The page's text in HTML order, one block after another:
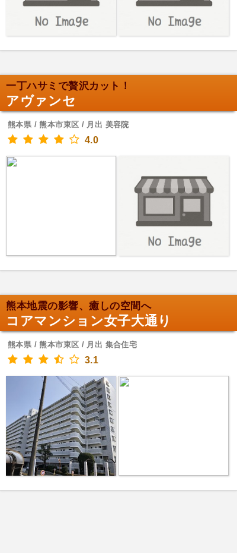
一丁ハサミで贅沢カット！
アヴァンセ
熊本県 / 熊本市東区 / 月出 美容院
4.0
熊本地震の影響、癒しの空間へ
コアマンション女子大通り
熊本県 / 熊本市東区 / 月出 集合住宅
3.1